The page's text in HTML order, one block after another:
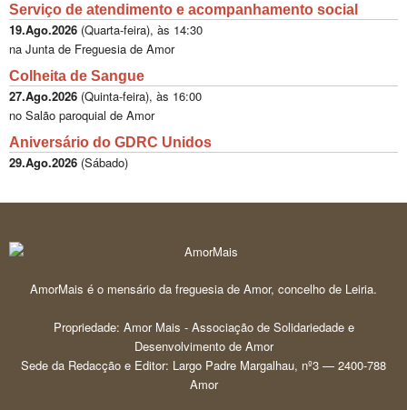
Serviço de atendimento e acompanhamento social
19.Ago.2026 (Quarta-feira), às 14:30
na Junta de Freguesia de Amor
Colheita de Sangue
27.Ago.2026 (Quinta-feira), às 16:00
no Salão paroquial de Amor
Aniversário do GDRC Unidos
29.Ago.2026 (Sábado)
AmorMais é o mensário da freguesia de Amor, concelho de Leiria.
Propriedade: Amor Mais - Associação de Solidariedade e
Desenvolvimento de Amor
Sede da Redacção e Editor: Largo Padre Margalhau, nº3 — 2400-788
Amor